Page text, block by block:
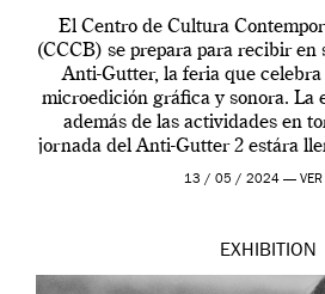
El Centro de Cultura
(CCCB) se prepara para recibir en
Anti-Gutter, la feria que
microedición gráfica y sonora. La
además de las actividades en
jornada del Anti-Gutter 2 estára
[…]
13 / 05 / 2024 —
EXHIBITION